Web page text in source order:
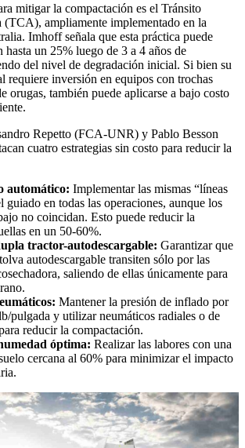
mitigar la compactación es el Tránsito
ampliamente implementado en la
Imhoff señala que esta práctica puede
hasta un 25% luego de 3 a 4 años de
del nivel de degradación inicial. Si bien su
requiere inversión en equipos con trochas
orugas, también puede aplicarse a bajo costo
Repetto (FCA-UNR) y Pablo Besson
cuatro estrategias sin costo para reducir la
automático: Implementar las mismas “líneas
guiado en todas las operaciones, aunque los
no coincidan. Esto puede reducir la
en un 50-60%.
tractor-autodescargable: Garantizar que
autodescargable transiten sólo por las
saliendo de ellas únicamente para
Mantener la presión de inflado por
pulgada y utilizar neumáticos radiales o de
reducir la compactación.
óptima: Realizar las labores con una
cercana al 60% para minimizar el impacto